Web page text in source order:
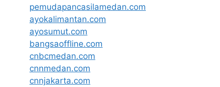
pemudapancasilamedan.com
ayokalimantan.com
ayosumut.com
bangsaoffline.com
cnbcmedan.com
cnnmedan.com
cnnjakarta.com